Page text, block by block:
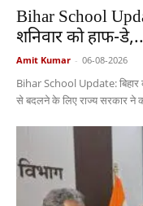
Bihar School
शनिवार को हाफ-
Amit Kumar - 06-08-2026
Bihar School Update: बिहार
से बदलने के लिए राज्य सरकार